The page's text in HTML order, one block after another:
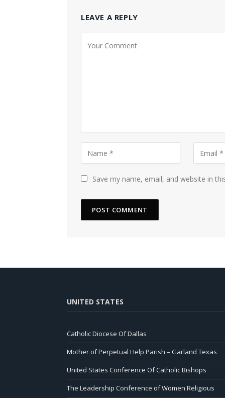
LEAVE A REPLY
Save my name, email, and website in
UNITED STATES
Catholic Diocese Of Dallas
Mother of Perpetual Help Parish – Garland Texas
United States Conference Of Catholic Bishops
The Leadership Conference of Women Religious